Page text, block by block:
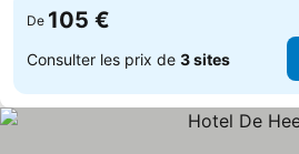
De 105 €
Consulter les prix de 3 sites